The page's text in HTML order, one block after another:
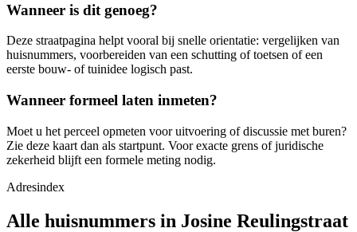
Wanneer is dit genoeg?
Deze straatpagina helpt vooral bij snelle orientatie: vergelijken van
huisnummers, voorbereiden van een schutting of toetsen of een
eerste bouw- of tuinidee logisch past.
Wanneer formeel laten inmeten?
Moet u het perceel opmeten voor uitvoering of discussie met buren?
Zie deze kaart dan als startpunt. Voor exacte grens of juridische
zekerheid blijft een formele meting nodig.
Adresindex
Alle huisnummers in Josine Reulingstraat